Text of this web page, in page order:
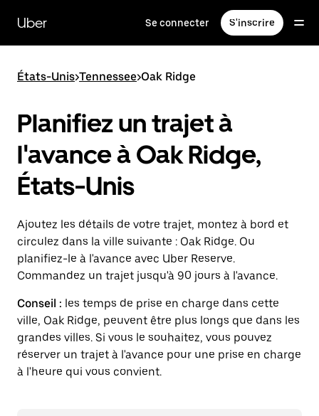
contenu
principal
Uber Se connecter S'inscrire
États-Unis>Tennessee>Oak Ridge
Planifiez un trajet à
l'avance à Oak Ridge,
États-Unis
Ajoutez les détails de votre trajet, montez à bord et
circulez dans la ville suivante : Oak Ridge. Ou
planifiez-le à l'avance avec Uber Reserve.
Commandez un trajet jusqu'à 90 jours à l'avance.
Conseil : les temps de prise en charge dans cette
ville, Oak Ridge, peuvent être plus longs que dans les
grandes villes. Si vous le souhaitez, vous pouvez
réserver un trajet à l'avance pour une prise en charge
à l'heure qui vous convient.